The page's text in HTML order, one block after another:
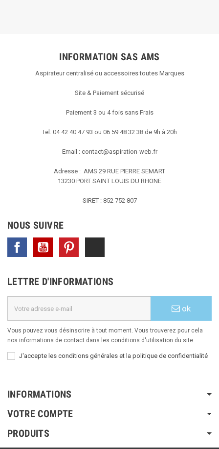
INFORMATION SAS AMS
Aspirateur centralisé ou accessoires toutes Marques
Site & Paiement sécurisé
Paiement 3 ou 4 fois sans Frais
Tel: 04 42 40 47 93 ou 06 59 48 32 38 de 9h à 20h
Email : contact@aspiration-web.fr
Adresse : AMS 29 RUE PIERRE SEMART
13230 PORT SAINT LOUIS DU RHONE
SIRET : 852 752 807
NOUS SUIVRE
Facebook YouTube
LETTRE D'INFORMATIONS
ok
Vous pouvez vous désinscrire à tout moment. Vous trouverez pour cela
nos informations de contact dans les conditions d'utilisation du site.
J'accepte les conditions générales et la politique de confidentialité
INFORMATIONS
VOTRE COMPTE
PRODUITS